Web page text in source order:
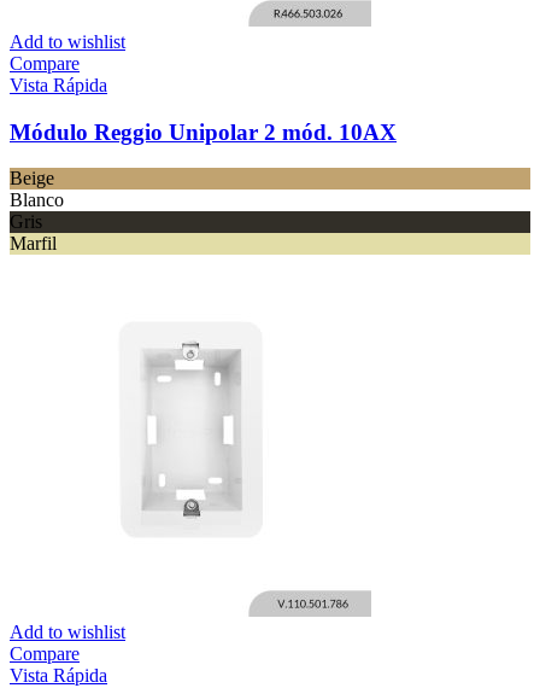
Add to wishlist
Compare
Vista Rápida
Módulo Reggio Unipolar 2 mód. 10AX
Beige
Blanco
Gris
Marfil
Add to wishlist
Compare
Vista Rápida